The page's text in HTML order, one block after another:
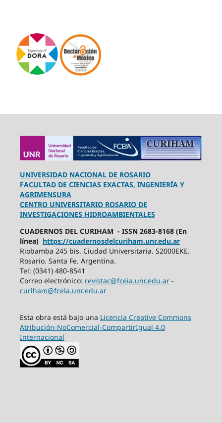
UNIVERSIDAD NACIONAL DE ROSARIO
FACULTAD DE CIENCIAS EXACTAS, INGENIERÍA Y
AGRIMENSURA
CENTRO UNIVERSITARIO ROSARIO DE
INVESTIGACIONES HIDROAMBIENTALES
CUADERNOS DEL CURIHAM - ISSN 2683-8168 (En
línea) https://cuadernosdelcuriham.unr.edu.ar
Riobamba 245 bis. Ciudad Universitaria. S2000EKE.
Rosario. Santa Fe. Argentina.
Tel: (0341) 480-8541
Correo electrónico: revistac@fceia.unr.edu.ar-
curiham@fceia.unr.edu.ar
Esta obra está bajo una Licencia Creative Commons
Atribución-NoComercial-CompartirIgual 4.0
Internacional